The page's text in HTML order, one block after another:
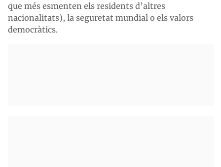
que més esmenten els residents d’altres
nacionalitats), la seguretat mundial o els valors
democràtics.